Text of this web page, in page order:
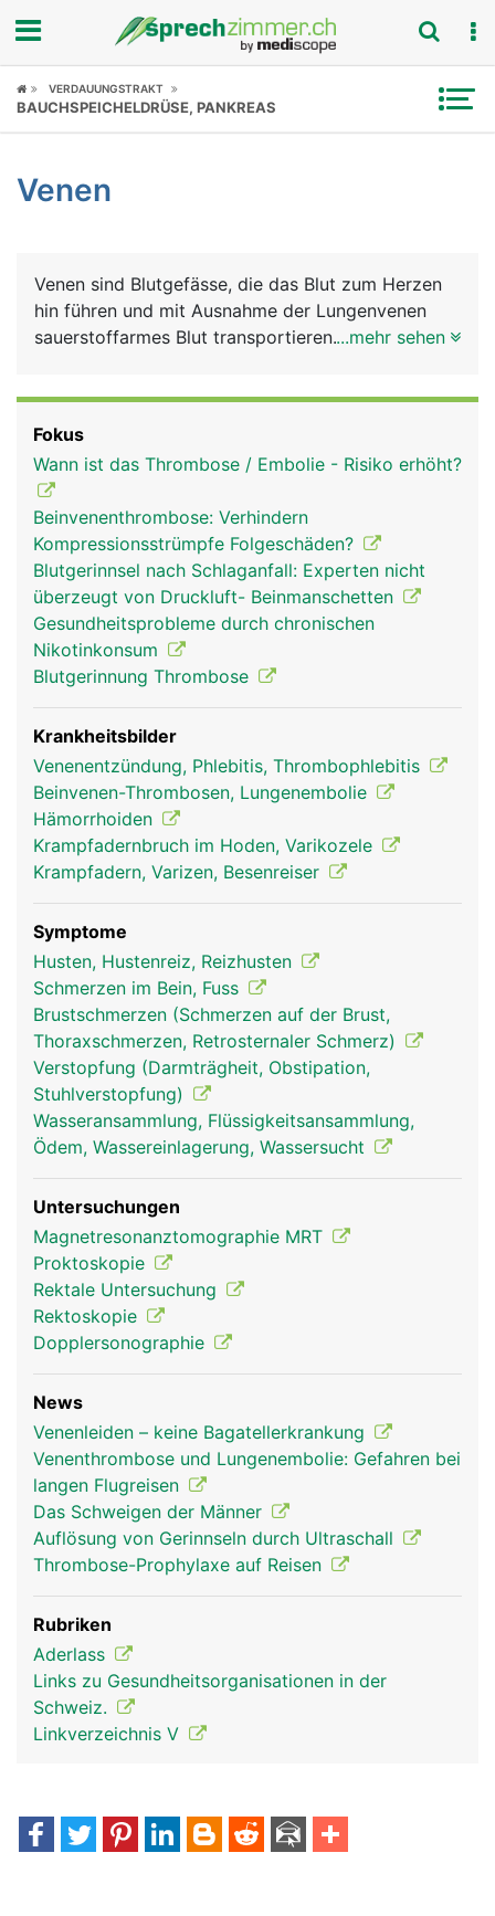
Fokus
Symptome
News
Rubriken
VERDAUUNGSTRAKT
BAUCHSPEICHELDRÜSE, PANKREAS
Venen
Venen sind Blutgefässe, die das Blut zum Herzen
hin führen und mit Ausnahme der Lungenvenen
sauerstoffarmes Blut transportieren. Der Blutdruck
venen frau venen mann
...mehr sehen
Fokus
Wann ist das Thrombose / Embolie - Risiko erhöht?
Beinvenenthrombose: Verhindern
Kompressionsstrümpfe Folgeschäden?
Blutgerinnsel nach Schlaganfall: Experten nicht
überzeugt von Druckluft- Beinmanschetten
Gesundheitsprobleme durch chronischen
Nikotinkonsum
Blutgerinnung Thrombose
Krankheitsbilder
Venenentzündung, Phlebitis, Thrombophlebitis
Beinvenen-Thrombosen, Lungenembolie
Hämorrhoiden
Krampfadernbruch im Hoden, Varikozele
Krampfadern, Varizen, Besenreiser
Symptome
Husten, Hustenreiz, Reizhusten
Schmerzen im Bein, Fuss
Brustschmerzen (Schmerzen auf der Brust,
Thoraxschmerzen, Retrosternaler Schmerz)
Verstopfung (Darmträgheit, Obstipation,
Stuhlverstopfung)
Wasseransammlung, Flüssigkeitsansammlung,
Ödem, Wassereinlagerung, Wassersucht
Untersuchungen
Magnetresonanztomographie MRT
Proktoskopie
Rektale Untersuchung
Rektoskopie
Dopplersonographie
News
Venenleiden – keine Bagatellerkrankung
Venenthrombose und Lungenembolie: Gefahren bei
langen Flugreisen
Das Schweigen der Männer
Auflösung von Gerinnseln durch Ultraschall
Thrombose-Prophylaxe auf Reisen
Rubriken
Aderlass
Links zu Gesundheitsorganisationen in der
Schweiz.
Linkverzeichnis V